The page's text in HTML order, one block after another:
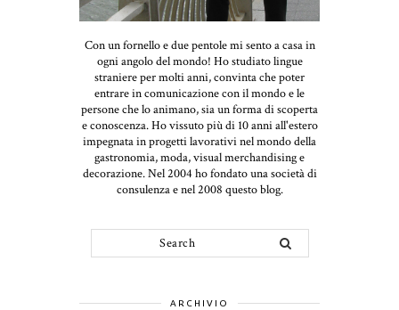
Con un fornello e due pentole mi sento a casa in
ogni angolo del mondo! Ho studiato lingue
straniere per molti anni, convinta che poter
entrare in comunicazione con il mondo e le
persone che lo animano, sia un forma di scoperta
e conoscenza. Ho vissuto più di 10 anni all'estero
impegnata in progetti lavorativi nel mondo della
gastronomia, moda, visual merchandising e
decorazione. Nel 2004 ho fondato una società di
consulenza e nel 2008 questo blog.
ARCHIVIO